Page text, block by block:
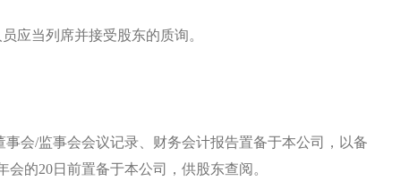
应当列席并接受股东的质询。
会/监事会会议记录、财务会计报告置备于本公司，以备
的20日前置备于本公司，供股东查阅。